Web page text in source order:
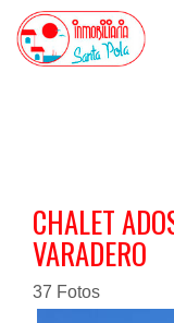
CHALET
VARADERO
37 Fotos